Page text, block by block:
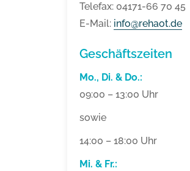
Telefax: 04171-66 70 45
E-Mail: info@rehaot.de
Geschäftszeiten
Mo., Di. & Do.:
09:00 – 13:00 Uhr
sowie
14:00 – 18:00 Uhr
Mi. & Fr.: